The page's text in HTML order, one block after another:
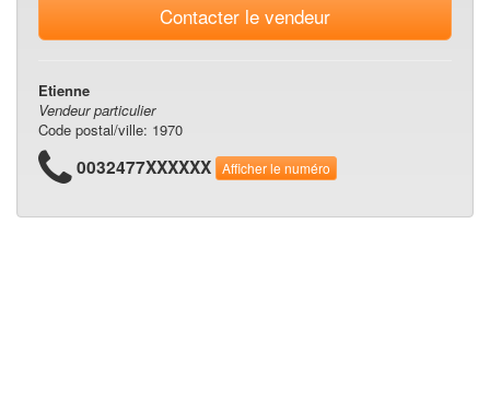
Contacter le vendeur
Etienne
Vendeur particulier
Code postal/ville: 1970
0032477XXXXXX Afficher le numéro